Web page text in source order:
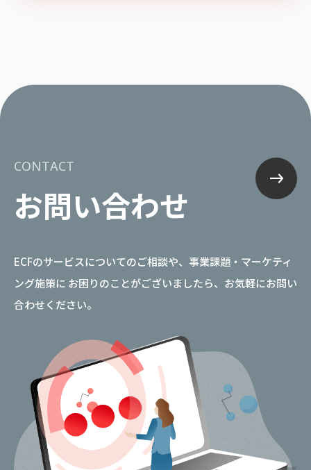
CONTACT
お問い合わせ
ECFのサービスについてのご相談や、事業課題・マーケティ
ング施策に お困りのことがございましたら、お気軽にお問い
合わせください。